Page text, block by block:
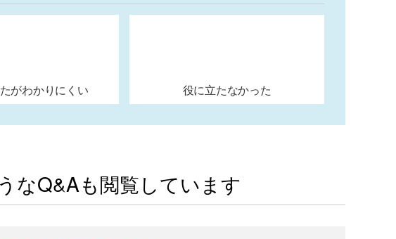
がわかりにくい 役に立たなかった
なQ&Aも閲覧しています